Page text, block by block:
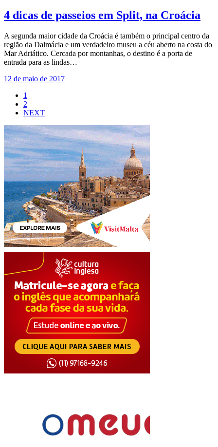
4 dicas de passeios em Split, na Croácia
A segunda maior cidade da Croácia é também o principal centro da
região da Dalmácia e um verdadeiro museu a céu aberto na costa do
Mar Adriático. Cercada por montanhas, o destino é a porta de
entrada para as lindas…
12 de maio de 2017
1
2
NEXT